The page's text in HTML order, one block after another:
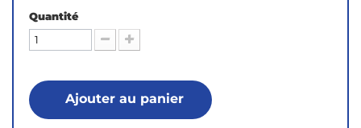
Quantité
Ajouter au panier